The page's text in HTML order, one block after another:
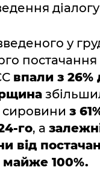
у
постачання
впали з 26%
сировини з
го, а
від
майже 100%.